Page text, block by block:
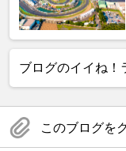
ブログのイイね！
このブログを